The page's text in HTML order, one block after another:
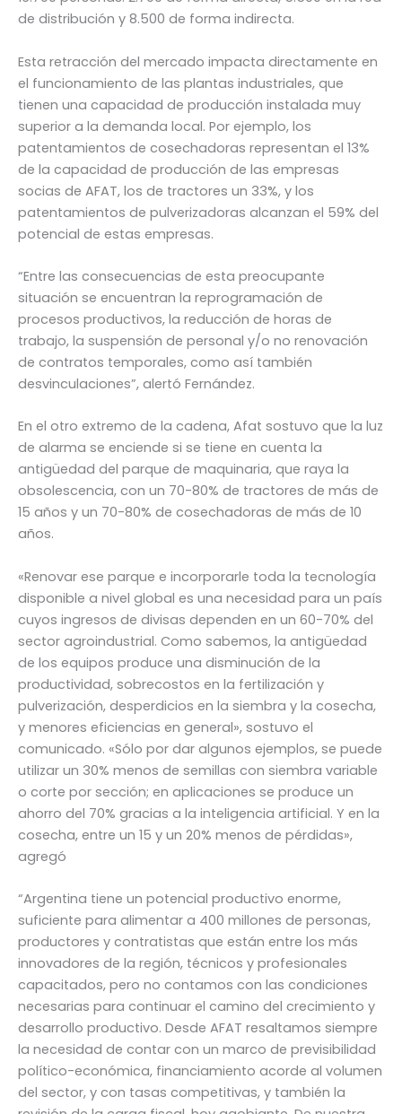
de distribución y 8.500 de forma indirecta.
Esta retracción del mercado impacta directamente en
el funcionamiento de las plantas industriales, que
tienen una capacidad de producción instalada muy
superior a la demanda local. Por ejemplo, los
patentamientos de cosechadoras representan el 13%
de la capacidad de producción de las empresas
socias de AFAT, los de tractores un 33%, y los
patentamientos de pulverizadoras alcanzan el 59% del
potencial de estas empresas.
“Entre las consecuencias de esta preocupante
situación se encuentran la reprogramación de
procesos productivos, la reducción de horas de
trabajo, la suspensión de personal y/o no renovación
de contratos temporales, como así también
desvinculaciones”, alertó Fernández.
En el otro extremo de la cadena, Afat sostuvo que la luz
de alarma se enciende si se tiene en cuenta la
antigüedad del parque de maquinaria, que raya la
obsolescencia, con un 70-80% de tractores de más de
15 años y un 70-80% de cosechadoras de más de 10
años.
«Renovar ese parque e incorporarle toda la tecnología
disponible a nivel global es una necesidad para un país
cuyos ingresos de divisas dependen en un 60-70% del
sector agroindustrial. Como sabemos, la antigüedad
de los equipos produce una disminución de la
productividad, sobrecostos en la fertilización y
pulverización, desperdicios en la siembra y la cosecha,
y menores eficiencias en general», sostuvo el
comunicado. «Sólo por dar algunos ejemplos, se puede
utilizar un 30% menos de semillas con siembra variable
o corte por sección; en aplicaciones se produce un
ahorro del 70% gracias a la inteligencia artificial. Y en la
cosecha, entre un 15 y un 20% menos de pérdidas»,
agregó
“Argentina tiene un potencial productivo enorme,
suficiente para alimentar a 400 millones de personas,
productores y contratistas que están entre los más
innovadores de la región, técnicos y profesionales
capacitados, pero no contamos con las condiciones
necesarias para continuar el camino del crecimiento y
desarrollo productivo. Desde AFAT resaltamos siempre
la necesidad de contar con un marco de previsibilidad
político-económica, financiamiento acorde al volumen
del sector, y con tasas competitivas, y también la